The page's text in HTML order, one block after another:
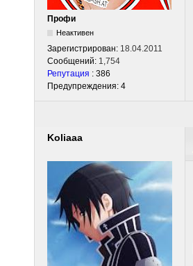
Профи
Неактивен
Зарегистрирован: 18.04.2011
Сообщений: 1,754
Репутация : 386
Предупреждения: 4
Koliaaa